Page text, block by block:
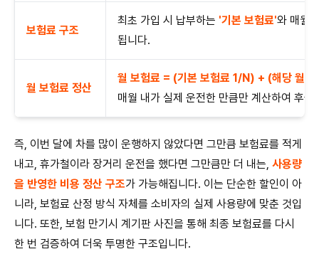
보험료 구조
최초 가입 시 납부하는 '기본 보험료'와 매월
됩니다.
월 보험료 정산
월 보험료 = (기본 보험료 1/N) + (해당 월
매월 내가 실제 운전한 만큼만 계산하여 후
즉, 이번 달에 차를 많이 운행하지 않았다면 그만큼 보험료를 적게
내고, 휴가철이라 장거리 운전을 했다면 그만큼만 더 내는, 사용량
을 반영한 비용 정산 구조가 가능해집니다. 이는 단순한 할인이 아
니라, 보험료 산정 방식 자체를 소비자의 실제 사용량에 맞춘 것입
니다. 또한, 보험 만기시 계기판 사진을 통해 최종 보험료를 다시
한 번 검증하여 더욱 투명한 구조입니다.